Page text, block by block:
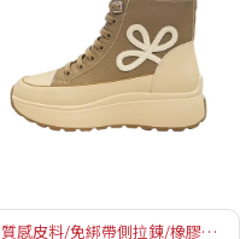
質感皮料/免綁帶側拉鍊/橡膠顆